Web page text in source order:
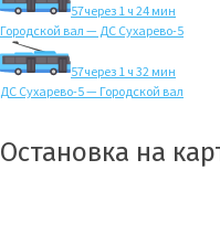
57через 1 ч 24 мин
Городской вал — ДС Сухарево-5
57через 1 ч 32 мин
ДС Сухарево-5 — Городской вал
Остановка на